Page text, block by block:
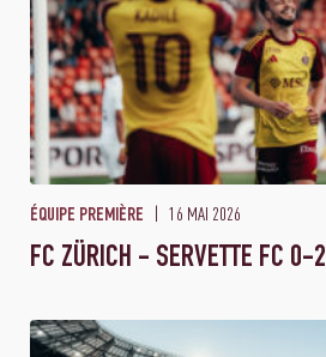
ÉQUIPE PREMIÈRE 16 MAI 2026
FC ZÜRICH - SERVETTE FC 0-2